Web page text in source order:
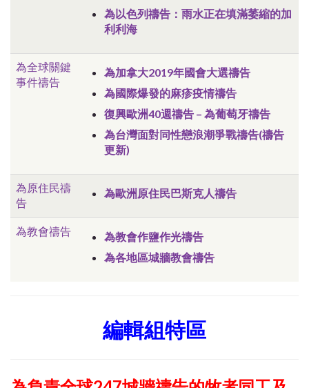
為以色列禱告：雨水正在填滿萎縮的加
利利海
為全球關鍵
事件禱告
為加拿大2019年國會大選禱告
為國際爆發的麻疹疫情禱告
復興歐洲40週禱告 – 為葡萄牙禱告
為台灣面對同性戀浪潮爭戰禱告(禱告
更新)
為原住民禱
告
為歐洲原住民巴斯克人禱告
為教會禱告
為教會作鹽作光禱告
為各地區城牆教會禱告
編輯組特區